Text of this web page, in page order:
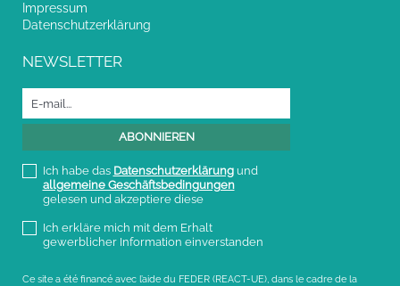
Impressum
Datenschutzerklärung
NEWSLETTER
Ich habe das Datenschutzerklärungund
allgemeine Geschäftsbedingungen
gelesen und akzeptiere diese
Ich erkläre mich mit dem Erhalt
gewerblicher Information einverstanden
Ce site a été financé avec l’aide du FEDER (REACT-UE), dans le cadre de la